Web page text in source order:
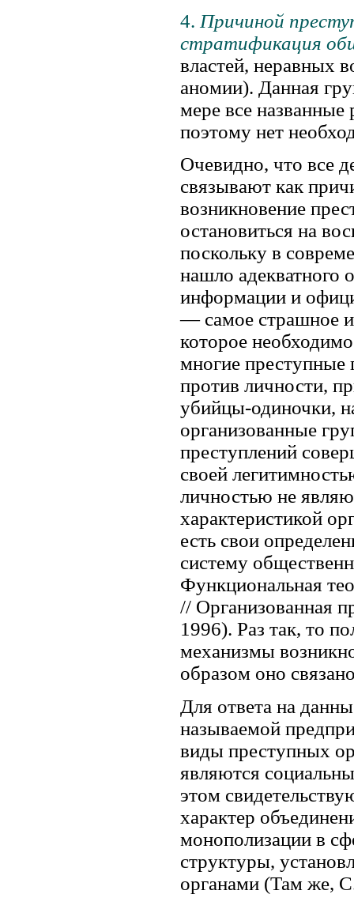
4. Причиной
стратификация
властей, неравных
аномии). Данная
мере все
поэтому нет
Очевидно, что все
связывают как
возникновение
остановиться на
поскольку в
нашло адекватного
информации и
— самое страшное и
которое
многие преступные
против личности,
убийцы-одиночки,
организованные
преступлений
своей
личностью не
характеристикой
есть свои
систему
Функциональная
// Организованная
1996). Раз так, то
механизмы
образом оно
Для ответа на
называемой
виды преступных
являются
этом
характер
монополизации в
структуры,
органами (Там же,